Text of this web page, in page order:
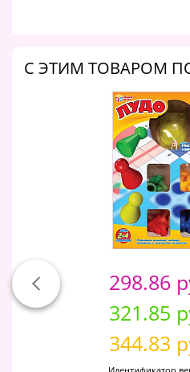
C ЭТИМ ТОВАРОМ
298.86
321.85
344.83